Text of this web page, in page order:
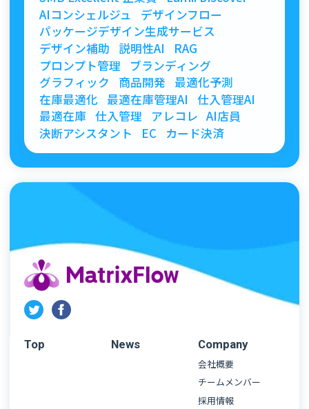
AIコンシェルジュ
デザインフロー
パッケージデザイン生成サービス
デザイン補助 説明性AI
RAG
プロンプト管理
ブランディング
グラフィック
商品開発
最適化予測
在庫最適化 最適在庫管理AI
仕入管理AI
最適在庫 仕入管理 アレコレ AI店員
決断アシスタント
EC カード決済
Top News
Company
会社概要
チームメンバー
採用情報